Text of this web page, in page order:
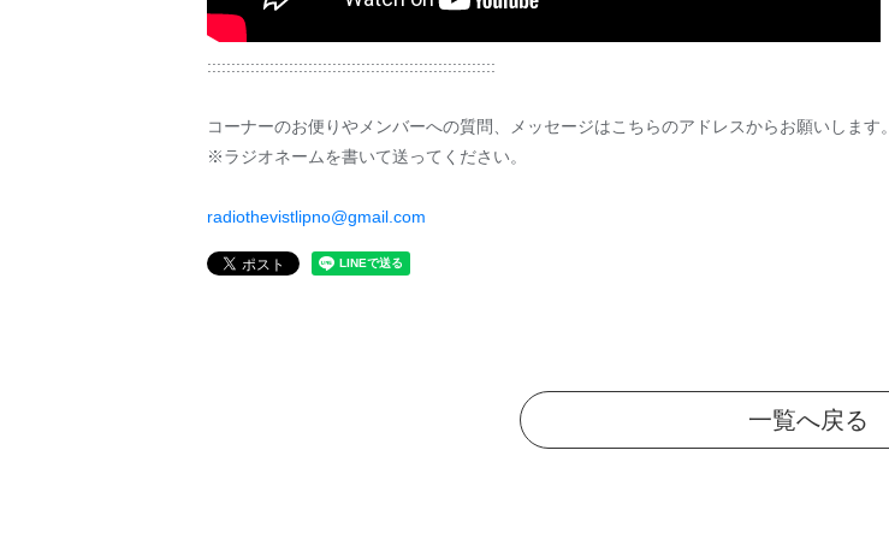
::::::::::::::::::::::::::::::::::::::::::::::::::::::::::::
コーナーのお便りやメンバーへの質問、メッセージはこちらのアドレスからお願いします。
※ラジオネームを書いて送ってください。
radiothevistlipno@gmail.com
一覧へ戻る